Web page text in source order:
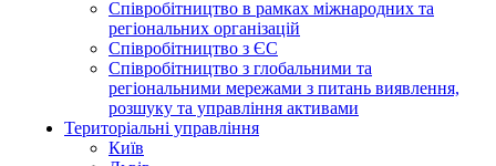
Співробітництво в рамках міжнародних та
регіональних організацій
Співробітництво з ЄС
Співробітництво з глобальними та
регіональними мережами з питань виявлення,
розшуку та управління активами
Територіальні управління
Київ